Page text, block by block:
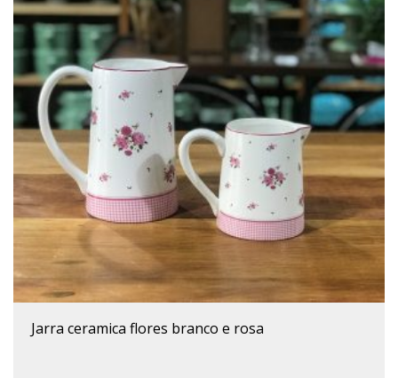
jarra ceramica flores branco e rosa